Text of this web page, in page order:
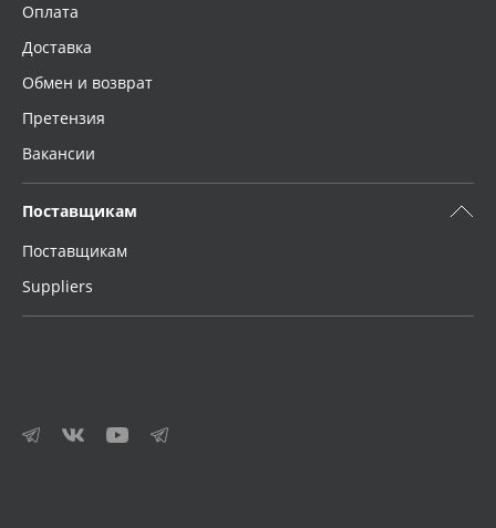
Оплата
Доставка
Обмен и возврат
Претензия
Вакансии
Поставщикам
Поставщикам
Suppliers